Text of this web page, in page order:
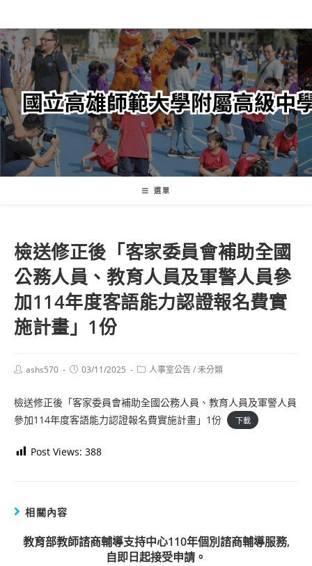
轉
至
主
內
容
選單
檢送修正後「客家委員會補助全國
公務人員、教育人員及軍警人員參
加114年度客語能力認證報名費實
施計畫」1份
Postashs570
Post03/11/2025
Post人事室公告/未分類
檢送修正後「客家委員會補助全國公務人員、教育人員及軍警人員
參加114年度客語能力認證報名費實施計畫」1份
下載
Post Views: 388
相關內容
教育部教師諮商輔導支持中心110年個別諮商輔導服務,
自即日起接受申請。